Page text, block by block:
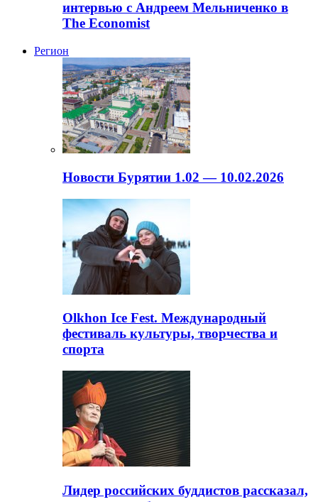
интервью с Андреем Мельниченко в
The Economist
Регион
Новости Бурятии 1.02 — 10.02.2026
Olkhon Ice Fest. Международный
фестиваль культуры, творчества и
спорта
Лидер российских буддистов рассказал,